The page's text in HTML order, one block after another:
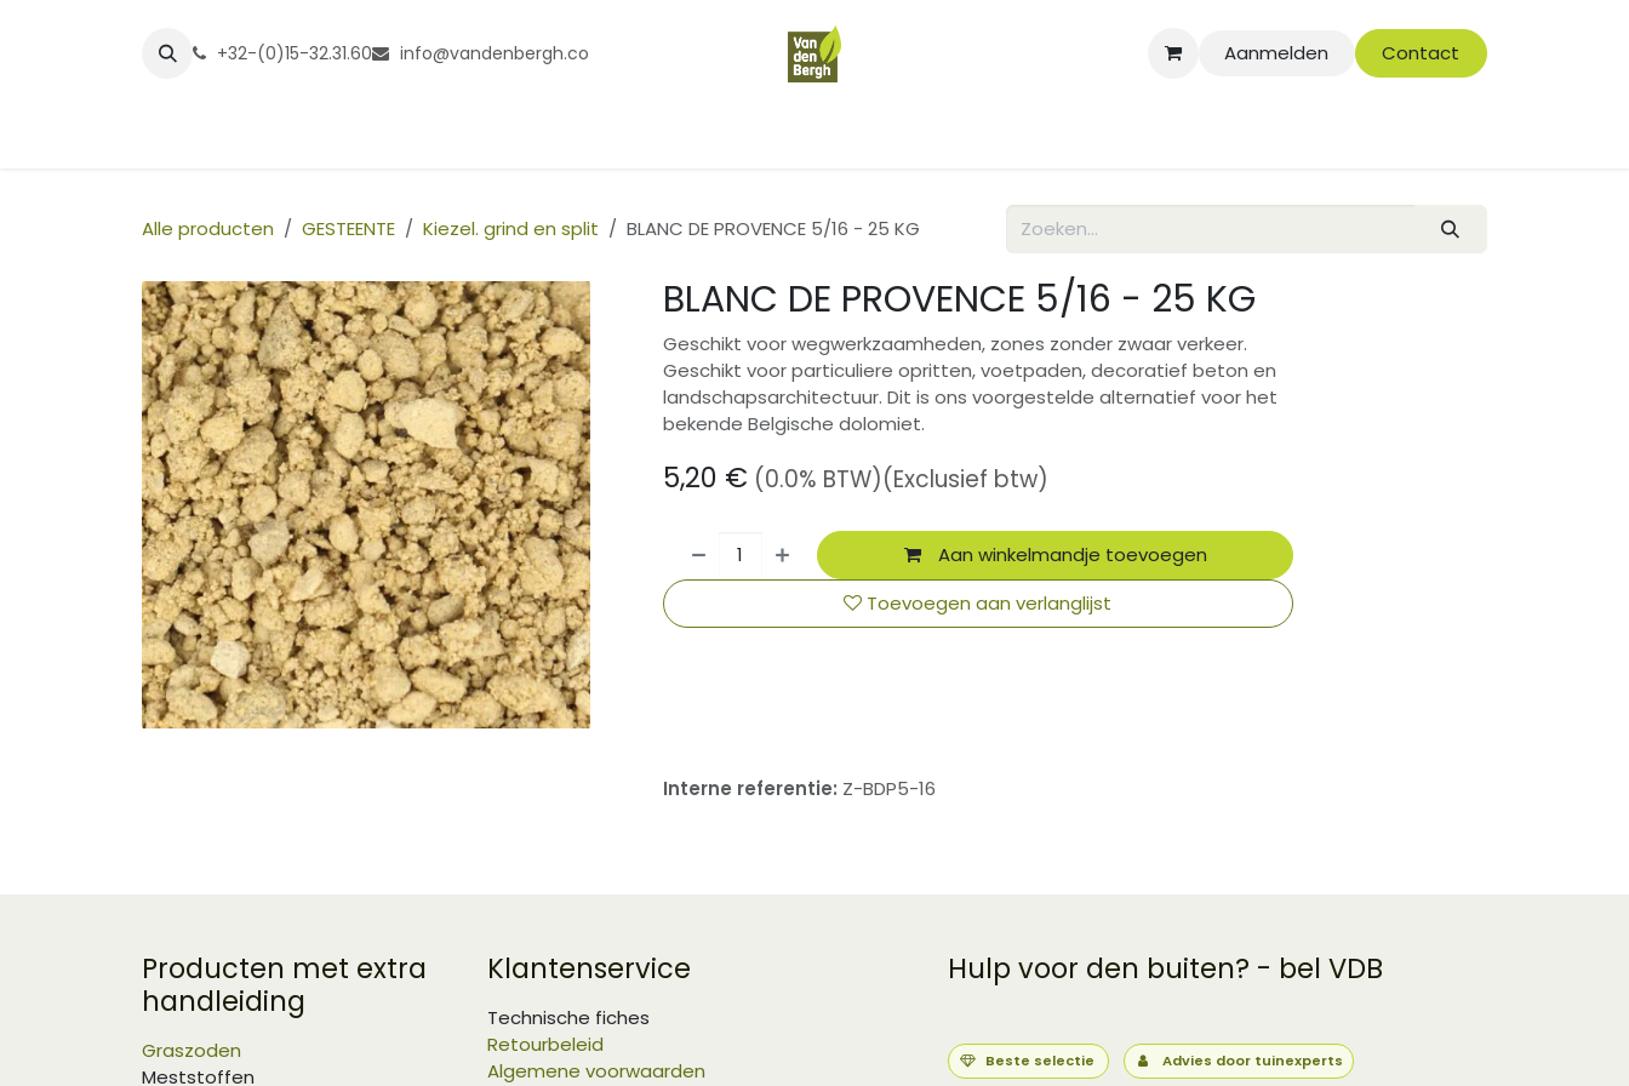
+32-(0)15-32.31.60 info@vandenbergh.co Aanmelden Contact
Alle producten GESTEENTE Kiezel. grind en split BLANC DE PROVENCE 5/16 - 25 KG
BLANC DE PROVENCE 5/16 - 25 KG
Geschikt voor wegwerkzaamheden, zones zonder zwaar verkeer.
Geschikt voor particuliere opritten, voetpaden, decoratief beton en
landschapsarchitectuur. Dit is ons voorgestelde alternatief voor het
bekende Belgische dolomiet.
5,20 € (0.0% BTW)(Exclusief btw)
Aan winkelmandje toevoegen
Toevoegen aan verlanglijst
Interne referentie: Z-BDP5-16
Producten met extra
handleiding
Graszoden
Meststoffen
Klantenservice
Technische fiches
Retourbeleid
Algemene voorwaarden
Hulp voor den buiten? - bel VDB
Beste selectie Advies door tuinexperts